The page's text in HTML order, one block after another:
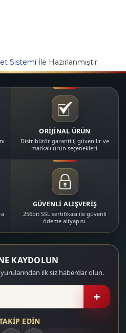
Sistemi İle Hazırlanmıştır.
ORİJİNAL ÜRÜN
Distribütör garantili, güvenilir ve
markalı ürün seçenekleri.
GÜVENLİ ALIŞVERİŞ
256bit SSL sertifikası ile güvenli
ödeme altyapısı.
KAYDOLUN
ilk siz haberdar olun.
+
EDİN